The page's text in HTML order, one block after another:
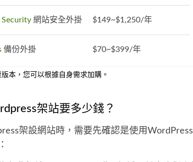
Security網站安全外掛 $149~$1,250/年
備份外掛 $70~$399/年
本，您可以根據自身需求加購。
架站要多少錢？
架設網站時，需要先確認是使用